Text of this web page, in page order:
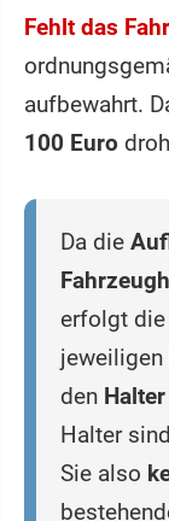
Fehlt das
aufbewahrt.
100 Euro
Da die
erfolgt die
jeweiligen
den Halter
Halter sind
Sie also